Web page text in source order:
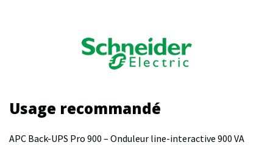
Usage recommandé
APC Back-UPS Pro 900 – Onduleur line-interactive 900 VA